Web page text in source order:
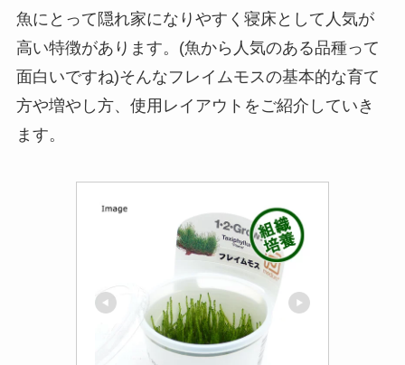
魚にとって隠れ家になりやすく寝床として人気が
高い特徴があります。(魚から人気のある品種って
面白いですね)そんなフレイムモスの基本的な育て
方や増やし方、使用レイアウトをご紹介していき
ます。